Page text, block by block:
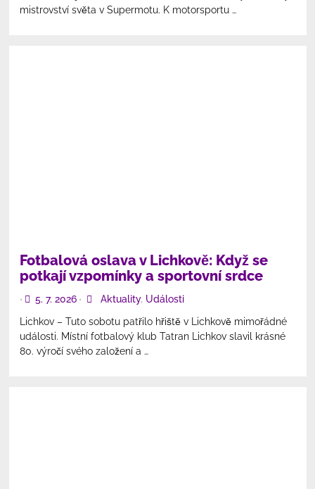
mistrovství světa v Supermotu. K motorsportu …
Fotbalová oslava v Lichkově: Když se
potkají vzpomínky a sportovní srdce
• 5. 7. 2026 • Aktuality, Události
Lichkov – Tuto sobotu patřilo hřiště v Lichkově mimořádné
události. Místní fotbalový klub Tatran Lichkov slavil krásné
80. výročí svého založení a …